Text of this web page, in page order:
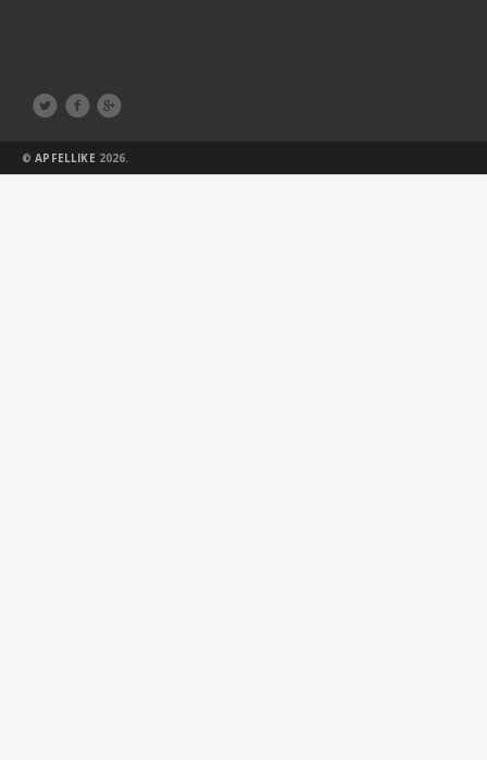
  
©APFELLIKE 2026.